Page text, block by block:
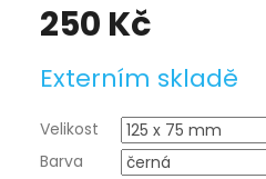
250 Kč
cena:
Externím skladě
Velikost
Barva